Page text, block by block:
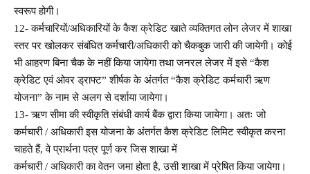
स्वरूप होगी।
12- कर्मचारियों/अधिकारियों के कैश क्रेडिट खाते व्यक्तिगत लोन लेजर में शाखा
स्तर पर खोलकर संबंधित कर्मचारी/अधिकारी को चैकबुक जारी की जायेगी। कोई
भी आहरण बिना चैक के नहीं किया जायेगा तथा जनरल लेजर में इसे “कैश
क्रेडिट एवं ओवर ड्राफ्ट” शीर्षक के अंतर्गत “कैश क्रेडिट कर्मचारी ऋण
योजना” के नाम से अलग से दर्शाया जायेगा।
13- ऋण सीमा की स्वीकृति संबंधी कार्य बैंक द्वारा किया जायेगा। अतः जो
कर्मचारी / अधिकारी इस योजना के अंतर्गत कैश क्रेडिट लिमिट स्वीकृत करना
चाहते हैं, वे प्रार्थना पत्र पूर्ण कर जिस शाखा में
कर्मचारी / अधिकारी का वेतन जमा होता है, उसी शाखा में प्रेषित किया जायेगा।